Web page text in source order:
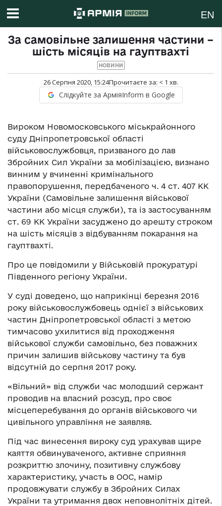
EN
За самовільне залишення частини –
шість місяців на гауптвахті
НОВИНИ
26 Серпня 2020, 15:24Прочитаєте за: < 1 хв.
Слідкуйте за АрміяInform в Google
Вироком Новомосковського міськрайонного
суду Дніпропетровської області
військовослужбовця, призваного до лав
Збройних Сил України за мобілізацією, визнано
винним у вчиненні кримінального
правопорушення, передбаченого ч. 4 ст. 407 КК
України (Самовільне залишення військової
частини або місця служби), та із застосуванням
ст. 69 КК України засуджено до арешту строком
на шість місяців з відбуванням покарання на
гауптвахті.
Про це повідомили у Військовій прокуратурі
Південного регіону України.
У суді доведено, що наприкінці березня 2016
року військовослужбовець однієї з військових
частин Дніпропетровської області з метою
тимчасово ухилитися від проходження
військової служби самовільно, без поважних
причин залишив військову частину та був
відсутній до серпня 2017 року.
«Вільний» від служби час молодший сержант
проводив на власний розсуд, про своє
місцеперебування до органів військового чи
цивільного управління не заявляв.
Під час винесення вироку суд урахував щире
каяття обвинуваченого, активне сприяння
розкриттю злочину, позитивну службову
характеристику, участь в ООС, намір
продовжувати службу в Збройних Силах
України та утримання двох неповнолітніх дітей.